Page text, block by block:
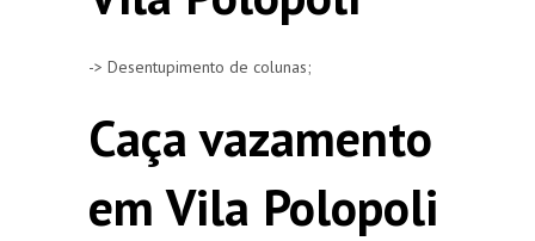
-> Desentupimento de colunas;
Caça vazamento
em Vila Polopoli